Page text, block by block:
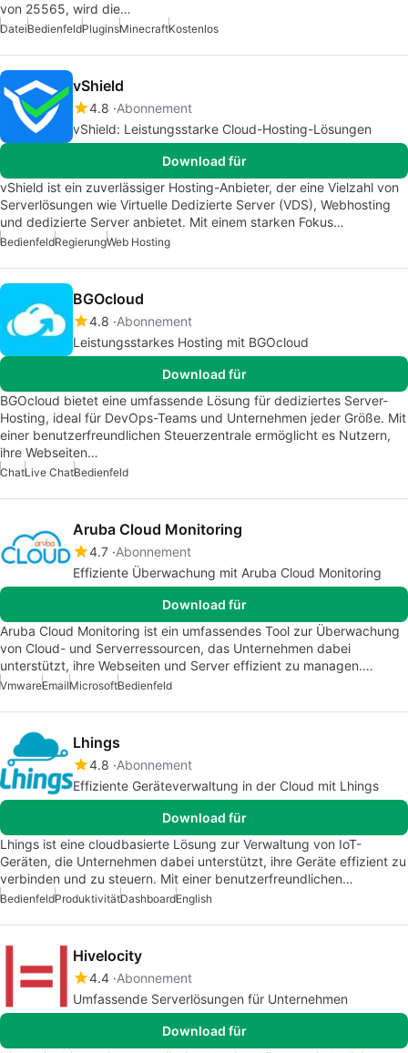
von 25565, wird die…
DateiBedienfeldPluginsMinecraftKostenlos
vShield
4.8 Abonnement
vShield: Leistungsstarke Cloud-Hosting-Lösungen
Download für
vShield ist ein zuverlässiger Hosting-Anbieter, der eine Vielzahl von
Serverlösungen wie Virtuelle Dedizierte Server (VDS), Webhosting
und dedizierte Server anbietet. Mit einem starken Fokus…
BedienfeldRegierungWeb Hosting
BGOcloud
4.8 Abonnement
Leistungsstarkes Hosting mit BGOcloud
Download für
BGOcloud bietet eine umfassende Lösung für dediziertes Server-
Hosting, ideal für DevOps-Teams und Unternehmen jeder Größe. Mit
einer benutzerfreundlichen Steuerzentrale ermöglicht es Nutzern,
ihre Webseiten…
ChatLive ChatBedienfeld
Aruba Cloud Monitoring
4.7 Abonnement
Effiziente Überwachung mit Aruba Cloud Monitoring
Download für
Aruba Cloud Monitoring ist ein umfassendes Tool zur Überwachung
von Cloud- und Serverressourcen, das Unternehmen dabei
unterstützt, ihre Webseiten und Server effizient zu managen.…
VmwareEmailMicrosoftBedienfeld
Lhings
4.8 Abonnement
Effiziente Geräteverwaltung in der Cloud mit Lhings
Download für
Lhings ist eine cloudbasierte Lösung zur Verwaltung von IoT-
Geräten, die Unternehmen dabei unterstützt, ihre Geräte effizient zu
verbinden und zu steuern. Mit einer benutzerfreundlichen…
BedienfeldProduktivitätDashboardEnglish
Hivelocity
4.4 Abonnement
Umfassende Serverlösungen für Unternehmen
Download für